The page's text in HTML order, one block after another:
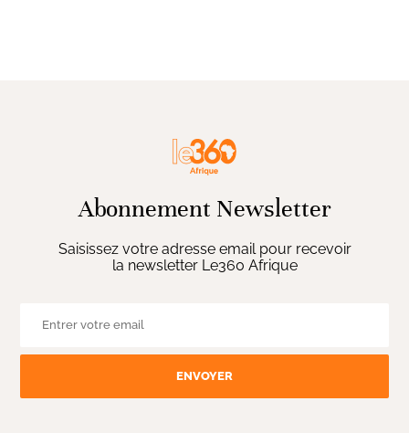
Abonnement Newsletter
Saisissez votre adresse email pour recevoir
la newsletter Le360 Afrique
ENVOYER